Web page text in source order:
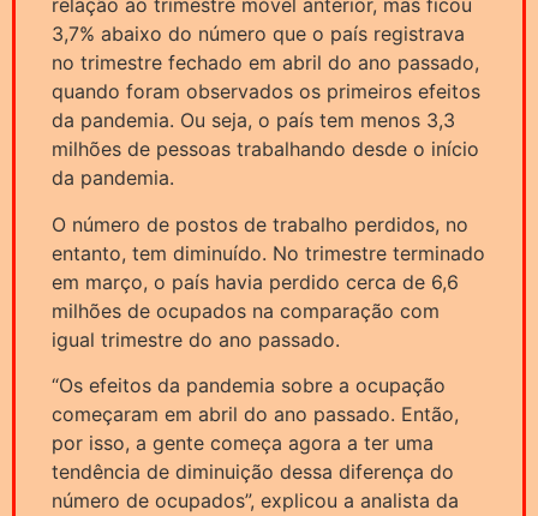
relação ao trimestre móvel anterior, mas ficou
3,7% abaixo do número que o país registrava
no trimestre fechado em abril do ano passado,
quando foram observados os primeiros efeitos
da pandemia. Ou seja, o país tem menos 3,3
milhões de pessoas trabalhando desde o início
da pandemia.
O número de postos de trabalho perdidos, no
entanto, tem diminuído. No trimestre terminado
em março, o país havia perdido cerca de 6,6
milhões de ocupados na comparação com
igual trimestre do ano passado.
“Os efeitos da pandemia sobre a ocupação
começaram em abril do ano passado. Então,
por isso, a gente começa agora a ter uma
tendência de diminuição dessa diferença do
número de ocupados”, explicou a analista da